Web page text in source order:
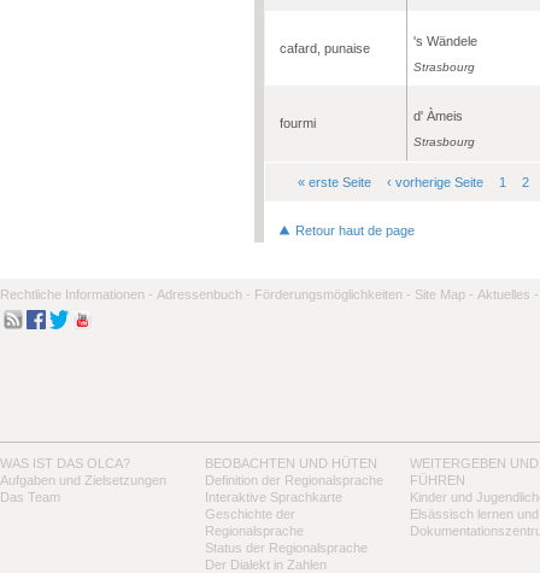
cafard, punaise 's Wändele
Strasbourg
fourmi d' Àmeis
Strasbourg
Seiten« erste Seite ‹ vorherige Seite 1 2
Retour haut de page
Rechtliche Informationen - Adressenbuch - Förderungsmöglichkeiten - Site Map - Aktuelles -
WAS IST DAS OLCA?
Aufgaben und Zielsetzungen
Das Team
BEOBACHTEN UND HÜTEN
Definition der Regionalsprache
Interaktive Sprachkarte
Geschichte der
Regionalsprache
Status der Regionalsprache
Der Dialekt in Zahlen
WEITERGEBEN UND
FÜHREN
Kinder und
Elsässisch lernen